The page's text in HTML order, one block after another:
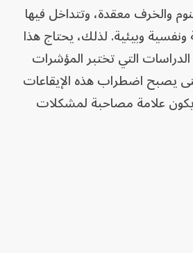
والخرف معقدة، وتتداخل فيها
ونفسية وبيئية. لذلك، يحتاج هذا
التي تختبر المؤشرات
يصبح اضطراب هذه الإيقاعات
علامة مصاحبة لمشكلات